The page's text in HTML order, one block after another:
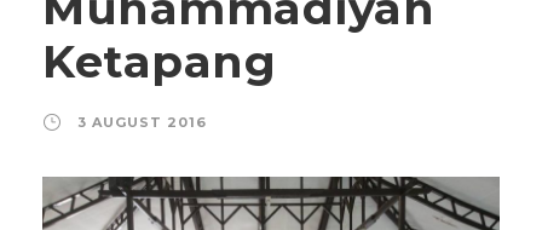
Ketapang
3 AUGUST 2016